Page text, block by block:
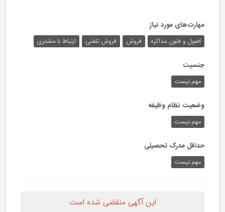
مهارت‌های مورد نیاز
اصول و فنون مذاکره فروش فروش تلفنی ارتباط با مشتری
جنسیت
مهم نیست
وضعیت نظام وظیفه
مهم‌ نیست
حداقل مدرک تحصیلی
مهم نیست
این آگهی منقضی شده است